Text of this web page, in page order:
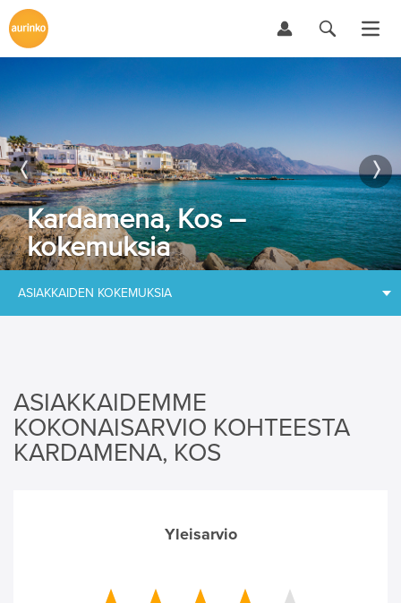
Kardamena, Kos –
kokemuksia
ASIAKKAIDEN KOKEMUKSIA
ASIAKKAIDEMME
KOKONAISARVIO KOHTEESTA
KARDAMENA, KOS
Yleisarvio